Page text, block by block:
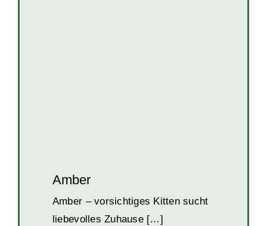
Amber
Amber – vorsichtiges Kitten sucht
liebevolles Zuhause […]